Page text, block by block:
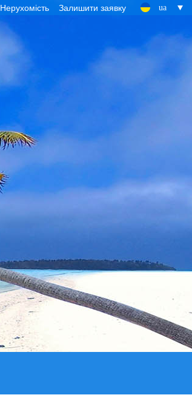
Нерухомість Залишити заявку ua